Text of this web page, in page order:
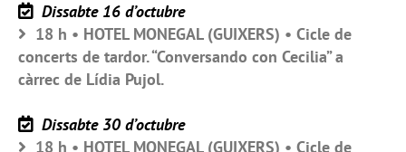
Dissabte 16 d’octubre
18 h • HOTEL MONEGAL (GUIXERS) • Cicle de
concerts de tardor. “Conversando con Cecilia” a
càrrec de Lídia Pujol.
Dissabte 30 d’octubre
18 h • HOTEL MONEGAL (GUIXERS) • Cicle de